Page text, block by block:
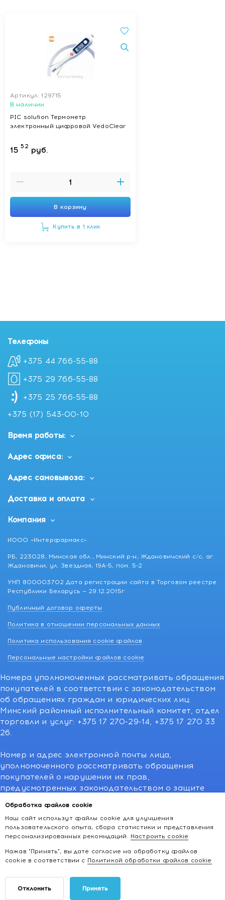
Артикул: 129715
В наличии
PIC solution Термометр
электронный цифровой VedoClear
15 52 руб.
В корзину
Купить в 1 клик
Обработка файлов cookie
Наш сайт использут файлы cookie для улучшения
пользовательского опыта, сбора статистики и представления
персонализированных рекомндаций. Настроить cookie
Нажав "Принять", вы дате согласие на обработку файлов
cookie в соответствии с Политикой обработки файлов cookie
Отклонить Принять
Телефоны
+375 44 766-55-88
+375 29 766-55-88
+375 25 766-55-88
+375 (17) 543-00-10
Время работы:
Адрес офиса:
Адрес самовывоза:
Доставка и оплата
Компания
ИООО «Интерфармакс»
РБ, 223028, Минская обл., Минский р-н, Ждановичский с/с, аг.
Ждановичи, ул. Звездная, 19А-5, пом. 5-2
УНП 800003702 Дата регистрации сайта в Торговом реестре
Республики Беларусь — 29.12.2015г
Публичный договор оферты
Политика в отношении персональных данных
Политика использования cookie файлов
Персональные настройки файлов cookie
Номера уполномоченных рассматривать обращения
покупателей в соответствии с законодательством
об обращениях граждан и юридических лиц:
Минский районный исполнительный комитет, отдел
торговли и услуг: +375 17 270-29-14, +375 17 270 33
26.
Номер и адрес электронной почты лица,
уполномоченного рассматривать обращения
покупателей о нарушении их прав,
предусмотренных законодательством о защите
операторов), info@kakvapteke.by
2026 © kakvapteke.by
Интернет-магазин косметики и товаров для здоровья